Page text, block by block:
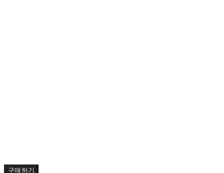
구매하기